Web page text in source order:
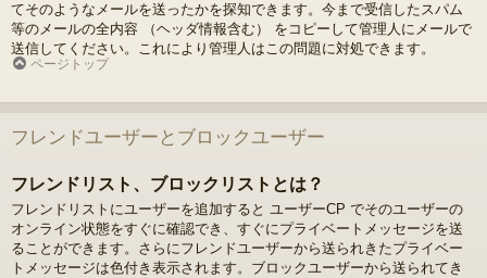
てそのようなメールを送ったかを探知できます。今まで受信したスパム
等のメールの全内容 （ヘッダ情報含む） をコピーして管理人にメールで
送信してください。これにより管理人はこの問題に対処できます。
ページトップ
フレンドユーザーとブロックユーザー
フレンドリスト、ブロックリストとは？
フレンドリストにユーザーを追加すると ユーザーCP でそのユーザーの
オンライン状態をすぐに確認でき、すぐにプライベートメッセージを送
ることができます。さらにフレンドユーザーから送られきたプライベー
トメッセージは色付き表示されます。ブロックユーザーから送られてき